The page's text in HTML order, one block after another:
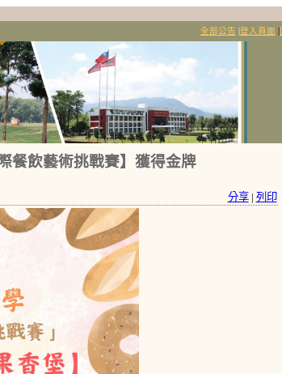
全部公告 登入頁面
餐飲藝術挑戰賽】獲得金牌
分享 | 列印